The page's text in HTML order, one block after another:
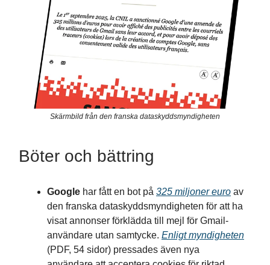
Skärmbild från den franska dataskyddsmyndigheten
Böter och bättring
Google har fått en bot på 325 miljoner euro av
den franska dataskyddsmyndigheten för att ha
visat annonser förklädda till mejl för Gmail-
användare utan samtycke. Enligt myndigheten
(PDF, 54 sidor) pressades även nya